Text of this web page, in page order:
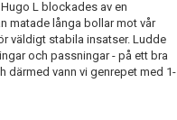
L blockades av en
matade långa bollar mot vår
väldigt stabila insatser. Ludde
och passningar - på ett bra
därmed vann vi genrepet med 1-